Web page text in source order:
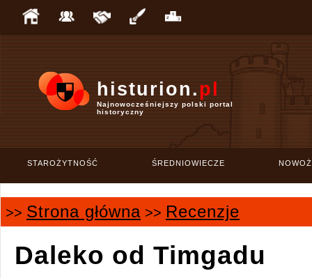
histurion.pl
Najnowocześniejszy polski portal
historyczny
STAROŻYTNOŚĆ ŚREDNIOWIECZE
>> Strona główna >> Recenzje
Daleko od Timgadu